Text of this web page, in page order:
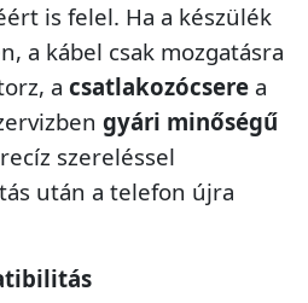
is felel. Ha a készülék
a kábel csak mozgatásra
a csatlakozócsere a
gyári minőségű
szereléssel
után a telefon újra